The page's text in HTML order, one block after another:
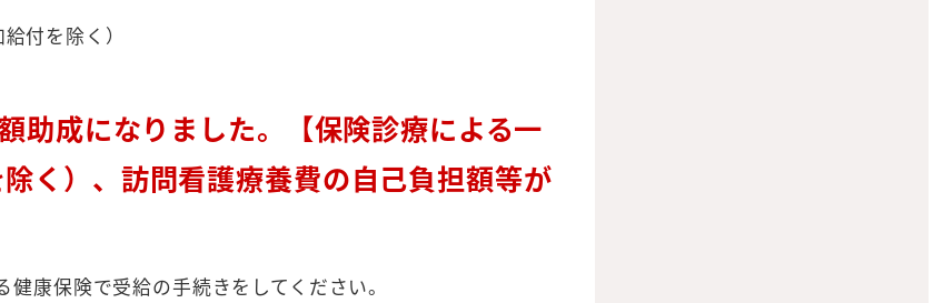
付を除く）
助成になりました。【保険診療による一
く）、訪問看護療養費の自己負担額等が
康保険で受給の手続きをしてください。